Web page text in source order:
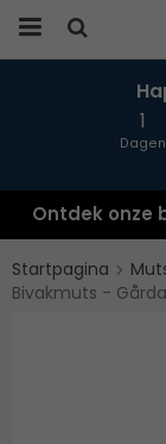
1
Dagen
Ontdek onze
Startpagina
Bivakmuts -